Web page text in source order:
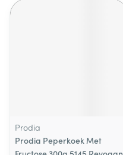
Prodia
Prodia Peperkoek Met